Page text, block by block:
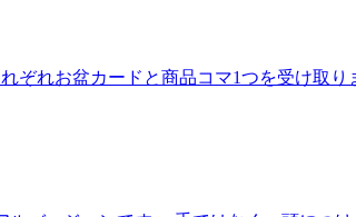
れお盆カードと商品コマ1つを受け取